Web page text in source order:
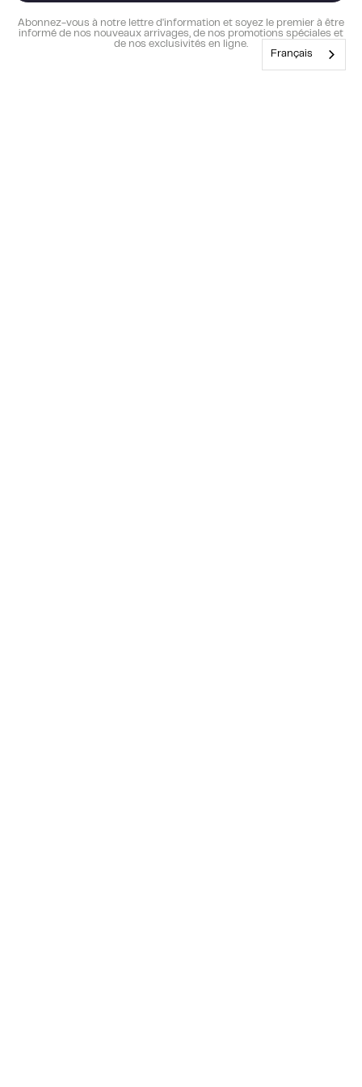
Abonnez-vous à notre lettre d'information et soyez le premier à être
informé de nos nouveaux arrivages, de nos promotions spéciales et
de nos exclusivités en ligne.
Français